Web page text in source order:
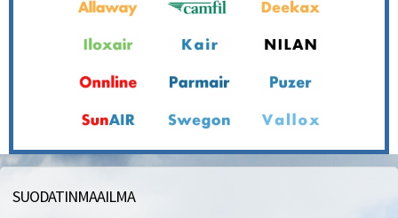
SUODATINMAAILMA